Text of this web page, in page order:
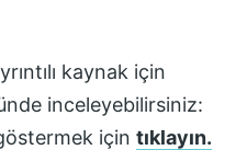
kaynak için
inceleyebilirsiniz:
için tıklayın.